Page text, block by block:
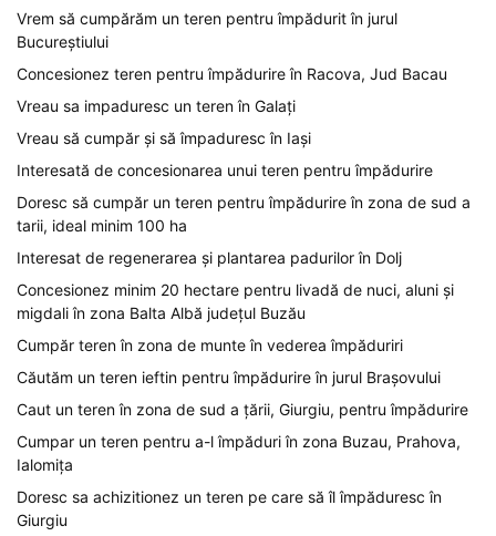
Vrem să cumpărăm un teren pentru împădurit în jurul
Bucureștiului
Concesionez teren pentru împădurire în Racova, Jud Bacau
Vreau sa impaduresc un teren în Galați
Vreau să cumpăr și să împaduresc în Iași
Interesată de concesionarea unui teren pentru împădurire
Doresc să cumpăr un teren pentru împădurire în zona de sud a
tarii, ideal minim 100 ha
Interesat de regenerarea și plantarea padurilor în Dolj
Concesionez minim 20 hectare pentru livadă de nuci, aluni și
migdali în zona Balta Albă județul Buzău
Cumpăr teren în zona de munte în vederea împăduriri
Căutăm un teren ieftin pentru împădurire în jurul Brașovului
Caut un teren în zona de sud a țării, Giurgiu, pentru împădurire
Cumpar un teren pentru a-l împăduri în zona Buzau, Prahova,
Ialomița
Doresc sa achizitionez un teren pe care să îl împăduresc în
Giurgiu